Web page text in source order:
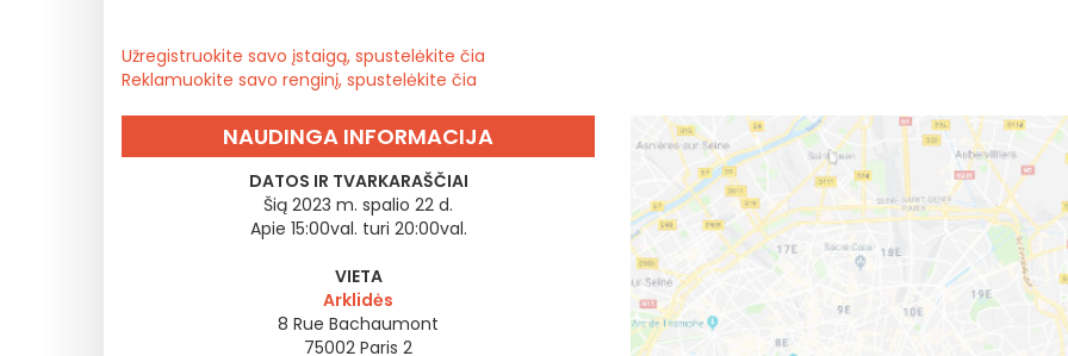
Užregistruokite savo įstaigą, spustelėkite čia
Reklamuokite savo renginį, spustelėkite čia
NAUDINGA INFORMACIJA
DATOS IR TVARKARAŠČIAI
Šią 2023 m. spalio 22 d.
Apie 15:00val. turi 20:00val.
VIETA
Arklidės
8 Rue Bachaumont
75002 Paris 2